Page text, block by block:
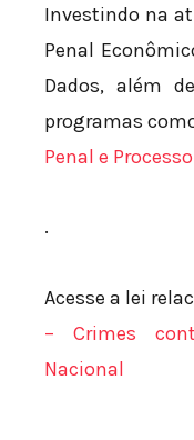
Investindo na
Penal
Dados, além
programas
Penal e
.
Acesse a lei
– Crimes
Nacional